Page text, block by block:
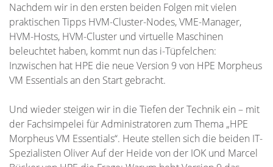
Nachdem wir in den ersten beiden Folgen mit vielen
praktischen Tipps HVM-Cluster-Nodes, VME-Manager,
HVM-Hosts, HVM-Cluster und virtuelle Maschinen
beleuchtet haben, kommt nun das i-Tüpfelchen:
Inzwischen hat HPE die neue Version 9 von HPE Morpheus
VM Essentials an den Start gebracht.
Und wieder steigen wir in die Tiefen der Technik ein – mit
der Fachsimpelei für Administratoren zum Thema „HPE
Morpheus VM Essentials“. Heute stellen sich die beiden IT-
Spezialisten Oliver Auf der Heide von der IOK und Marcel